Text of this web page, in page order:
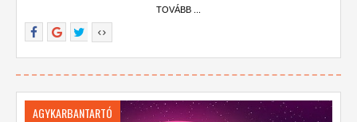
TOVÁBB ...
AGYKARBANTARTÓ